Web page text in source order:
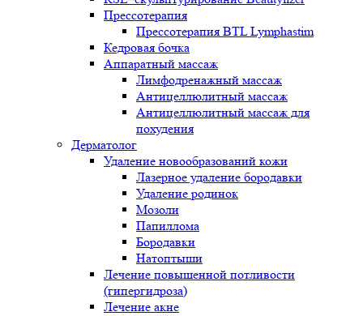
Прессотерапия
Прессотерапия BTL Lymphastim
Кедровая бочка
Аппаратный массаж
Лимфодренажный массаж
Антицеллюлитный массаж
Антицеллюлитный массаж для
похудения
Дерматолог
Удаление новообразований кожи
Лазерное удаление бородавки
Удаление родинок
Мозоли
Папиллома
Бородавки
Натоптыши
Лечение повышенной потливости
(гипергидроза)
Лечение акне